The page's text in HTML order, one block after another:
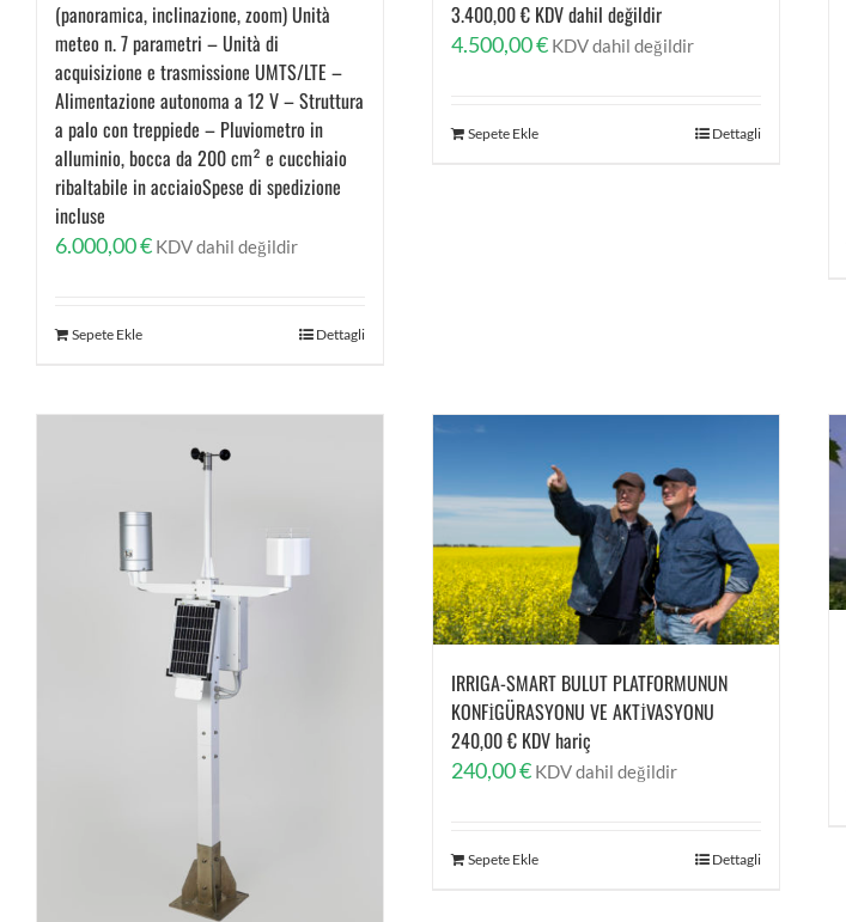
(panoramica, inclinazione, zoom) Unità
meteo n. 7 parametri – Unità di
acquisizione e trasmissione UMTS/LTE –
Alimentazione autonoma a 12 V – Struttura
a palo con treppiede – Pluviometro in
alluminio, bocca da 200 cm² e cucchiaio
ribaltabile in acciaioSpese di spedizione
incluse
6.000,00€ KDV dahil değildir
Sepete Ekle Dettagli
3.400,00 € KDV dahil değildir
4.500,00€ KDV dahil değildir
Sepete Ekle Dettagli
IRRIGA-SMART BULUT PLATFORMUNUN
KONFİGÜRASYONU VE AKTİVASYONU
240,00 € KDV hariç
240,00€ KDV dahil değildir
Sepete Ekle Dettagli